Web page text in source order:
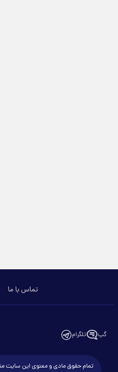
تماس با ما
گپ تلگرام
تمام حقوق مادی و معنوی این سایت